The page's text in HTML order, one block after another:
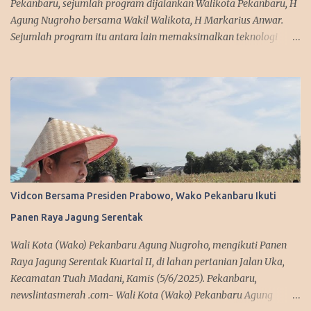
Pekanbaru, sejumlah program dijalankan Walikota Pekanbaru, H
Agung Nugroho bersama Wakil Walikota, H Markarius Anwar.
Sejumlah program itu antara lain memaksimalkan teknologi
menggunakan smartphone saja, missal penerbitan KTP dan
adiministrasi kependudukan lainnya," urai Agung. Srategi dalam
memanfaatkan media sosial diakui Agung Nugroho sangat
membantu dalam menyampaikan informasi dan kebijakan
kepada publik semenjak ia menjabat sebagai Wakil Ketua DPRD
Provinsi Riau. Ini disampaikan Walikota Pekanbaru, Agung
Nugroho saat melakukan silaturahmi dengan managemen Tribun
(13/3/2025). Dalam agenda silaturahmi, Agung Nugroho tampak
sederhana mengenakan sete...
Vidcon Bersama Presiden Prabowo, Wako Pekanbaru Ikuti
Panen Raya Jagung Serentak
Wali Kota (Wako) Pekanbaru Agung Nugroho, mengikuti Panen
Raya Jagung Serentak Kuartal II, di lahan pertanian Jalan Uka,
Kecamatan Tuah Madani, Kamis (5/6/2025). Pekanbaru,
newslintasmerah .com- Wali Kota (Wako) Pekanbaru Agung